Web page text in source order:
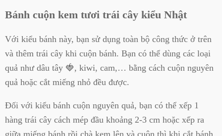
Bánh cuộn kem tươi trái cây kiểu Nhật
Với kiểu bánh này, bạn sử dụng toàn bộ công thức ở trên
và thêm trái cây khi cuộn bánh. Bạn có thể dùng các loại
quả như dâu tây 🍓, kiwi, cam,… bằng cách cuộn nguyên
quả hoặc cắt miếng nhỏ đều được.
Đối với kiểu bánh cuộn nguyên quả, bạn có thể xếp 1
hàng trái cây cách mép đầu khoảng 2-3 cm hoặc xếp ra